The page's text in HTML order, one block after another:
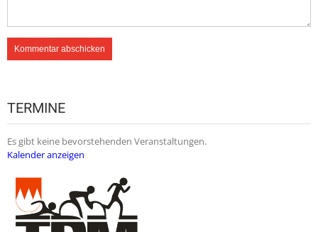
TERMINE
Es gibt keine bevorstehenden Veranstaltungen.
Kalender anzeigen